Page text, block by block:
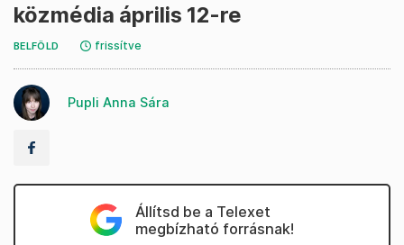
közmédia április 12-re
BELFÖLD frissítve
Pupli Anna Sára
Állítsd be a Telexet
megbízható forrásnak!